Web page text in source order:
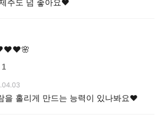
주도 넘 좋아요♥
♥️♥️♥️🌸
1
을 홀리게 만드는 능력이 있나봐요♥